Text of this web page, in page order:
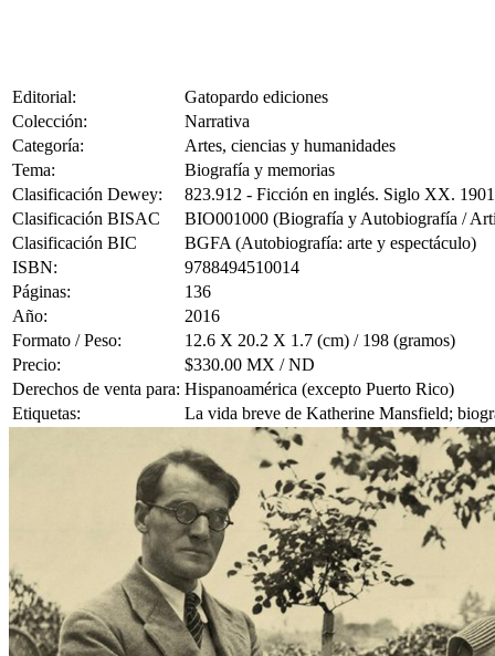
Editorial:
Gatopardo ediciones
Colección:
Narrativa
Categoría:
Artes, ciencias y humanidades
Tema:
Biografía y memorias
Clasificación Dewey:
823.912 - Ficción en inglés. Siglo XX.
Clasificación BISAC
BIO001000 (Biografía y Autobiografía /
Clasificación BIC
BGFA (Autobiografía: arte y espectáculo)
ISBN:
9788494510014
Páginas:
136
Año:
2016
Formato / Peso:
12.6 X 20.2 X 1.7 (cm) / 198 (gramos)
Precio:
$330.00 MX / ND
Derechos de venta para: Hispanoamérica (excepto Puerto Rico)
Etiquetas:
La vida breve de Katherine Mansfield;